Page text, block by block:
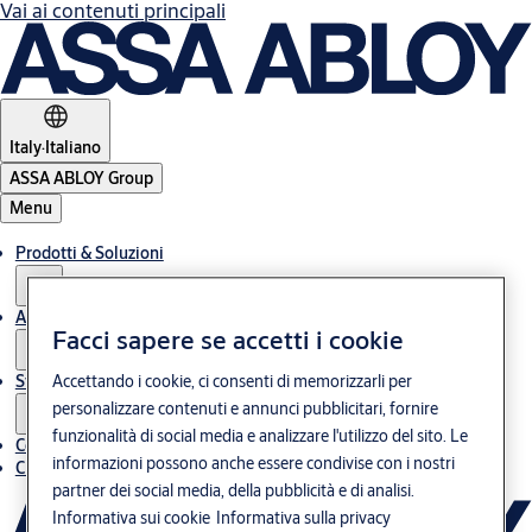
Vai ai contenuti principali
Italy·Italiano
ASSA ABLOY Group
Menu
Prodotti & Soluzioni
Assistenza post-vendita
Storie
Contatti
Chi siamo
Facci sapere se accetti i cookie
Accettando i cookie, ci consenti di memorizzarli per
personalizzare contenuti e annunci pubblicitari, fornire
funzionalità di social media e analizzare l'utilizzo del sito. Le
informazioni possono anche essere condivise con i nostri
partner dei social media, della pubblicità e di analisi.
Informativa sui cookie Informativa sulla privacy